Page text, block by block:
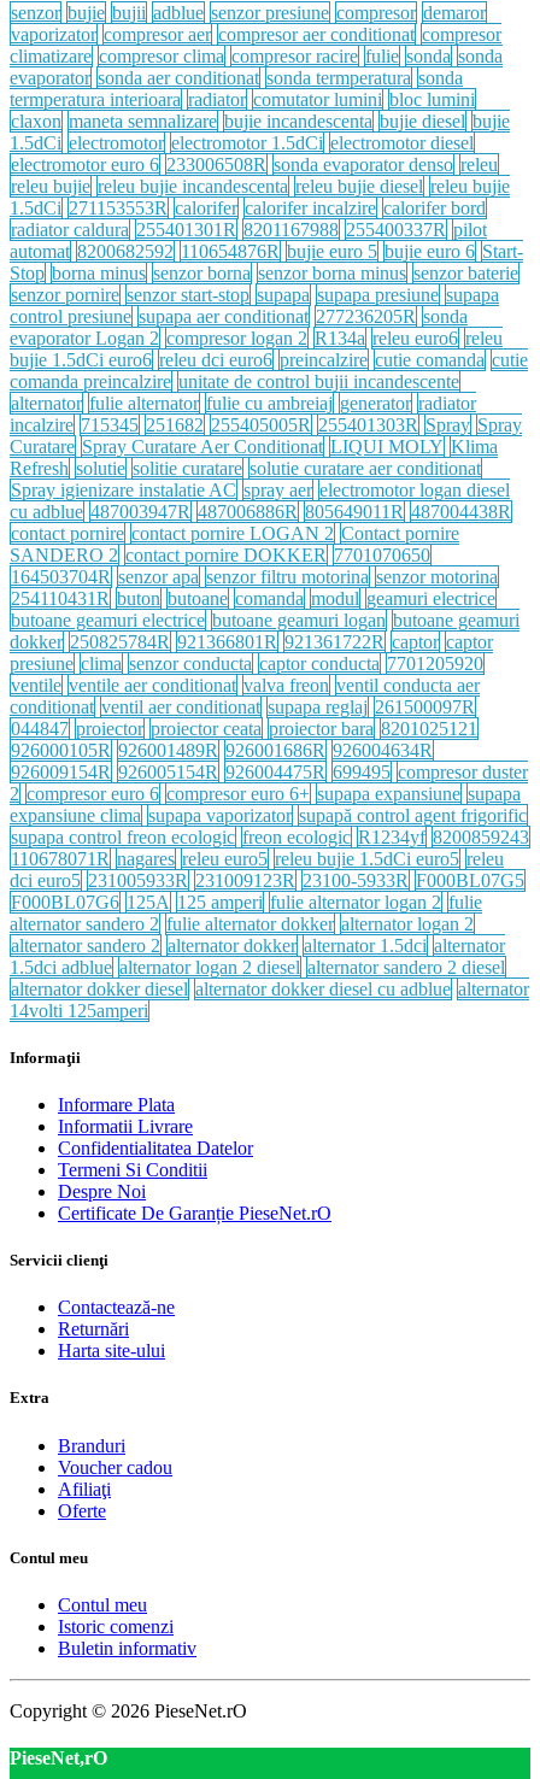
senzor bujie bujii adblue senzor presiune compresor demaror
vaporizator compresor aer compresor aer conditionat compresor
climatizare compresor clima compresor racire fulie sonda sonda
evaporator sonda aer conditionat sonda termperatura sonda
termperatura interioara radiator comutator lumini bloc lumini
claxon maneta semnalizare bujie incandescenta bujie diesel bujie
1.5dCi electromotor electromotor 1.5dCi electromotor diesel
electromotor euro 6 233006508R sonda evaporator denso releu
releu bujie releu bujie incandescenta releu bujie diesel releu bujie
1.5dCi 271153553R calorifer calorifer incalzire calorifer bord
radiator caldura 255401301R 8201167988 255400337R pilot
automat 8200682592 110654876R bujie euro 5 bujie euro 6 Start-
Stop borna minus senzor borna senzor borna minus senzor baterie
senzor pornire senzor start-stop supapa supapa presiune supapa
control presiune supapa aer conditionat 277236205R sonda
evaporator Logan 2 compresor logan 2 R134a releu euro6 releu
bujie 1.5dCi euro6 releu dci euro6 preincalzire cutie comanda cutie
comanda preincalzire unitate de control bujii incandescente
alternator fulie alternator fulie cu ambreiaj generator radiator
incalzire 715345 251682 255405005R 255401303R Spray Spray
Curatare Spray Curatare Aer Conditionat LIQUI MOLY Klima
Refresh solutie solitie curatare solutie curatare aer conditionat
Spray igienizare instalatie AC spray aer electromotor logan diesel
cu adblue 487003947R 487006886R 805649011R 487004438R
contact pornire contact pornire LOGAN 2 Contact pornire
SANDERO 2 contact pornire DOKKER 7701070650
164503704R senzor apa senzor filtru motorina senzor motorina
254110431R buton butoane comanda modul geamuri electrice
butoane geamuri electrice butoane geamuri logan butoane geamuri
dokker 250825784R 921366801R 921361722R captor captor
presiune clima senzor conducta captor conducta 7701205920
ventile ventile aer conditionat valva freon ventil conducta aer
conditionat ventil aer conditionat supapa reglaj 261500097R
044847 proiector proiector ceata proiector bara 8201025121
926000105R 926001489R 926001686R 926004634R
926009154R 926005154R 926004475R 699495 compresor duster
2 compresor euro 6 compresor euro 6+ supapa expansiune supapa
expansiune clima supapa vaporizator supapă control agent frigorific
supapa control freon ecologic freon ecologic R1234yf 8200859243
110678071R nagares releu euro5 releu bujie 1.5dCi euro5 releu
dci euro5 231005933R 231009123R 23100-5933R F000BL07G5
F000BL07G6 125A 125 amperi fulie alternator logan 2 fulie
alternator sandero 2 fulie alternator dokker alternator logan 2
alternator sandero 2 alternator dokker alternator 1.5dci alternator
1.5dci adblue alternator logan 2 diesel alternator sandero 2 diesel
alternator dokker diesel alternator dokker diesel cu adblue alternator
14volti 125amperi
Informaţii
Informare Plata
Informatii Livrare
Confidentialitatea Datelor
Termeni Si Conditii
Despre Noi
Certificate De Garanție PieseNet.rO
Servicii clienţi
Contactează-ne
Returnări
Harta site-ului
Extra
Branduri
Voucher cadou
Afiliaţi
Oferte
Contul meu
Contul meu
Istoric comenzi
Buletin informativ
Copyright © 2026 PieseNet.rO
PieseNet,rO